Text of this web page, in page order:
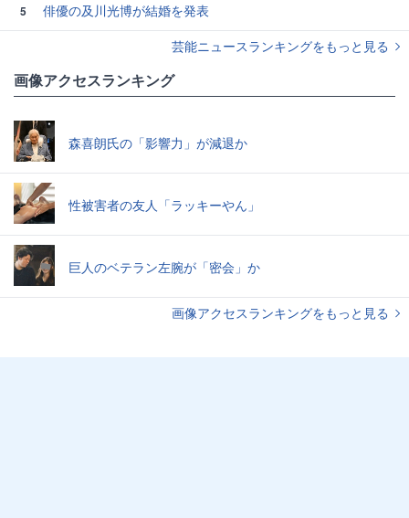
5
俳優の及川光博が結婚を発表
芸能ニュースランキングをもっと見る
画像アクセスランキング
森喜朗氏の「影響力」が減退か
性被害者の友人「ラッキーやん」
巨人のベテラン左腕が「密会」か
画像アクセスランキングをもっと見る